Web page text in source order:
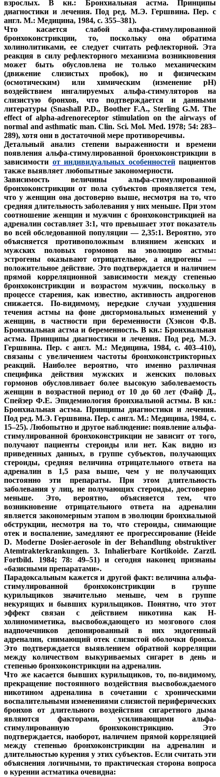
взрослых. В кн.: Бронхиальная астма. Принципы
диагностики и лечения. Под ред. М.Э. Гершвина. Пер. с
англ. М.: Медицина, 1984, с. 355–381).
Что касается слабой альфа-стимулированной
бронхоконстрикции, то, поскольку она обратима
холинолитиками, ее следует считать рефлекторной. Эта
реакция в силу рефлекторного механизма возникновения
может быть обусловлена не только механическим
(движение слизистых пробок), но и физическим
(осмотическим) или химическим (изменение pH)
воздействием ингалируемых альфа-стимуляторов на
слизистую бронхов, что подтверждается и данными
литературы (Snashall P.D., Boother F.A., Sterling G.M. The
effect of alpha-adrenoreceptor stimulation on the airways of
normal and asthmatic man. Clin. Sci. Mol. Med. 1978; 54: 283–
289), хотя они в достаточной мере противоречивы.
Детальный анализ степени выраженности и времени
появления альфа-стимулированной бронхоконстрикции в
зависимости от индивидуальных особенностейпациентов
также выявляет любопытные закономерности.
Зависимость величины альфа-стимулированной
бронхоконстрикции от пола субъектов проявляется тем,
что у женщин она достоверно выше, несмотря на то, что
средняя длительность заболевания у них меньше. При этом
соотношение женщин и мужчин с бронхоконстрикцией на
адреналин составляет 3:1, что превышает этот показатель
во всей обследованной популяции — 2,35:1. Вероятно, это
объясняется противоположным влиянием женских и
мужских половых гормонов на эволюцию астмы:
эстрогены оказывают отрицательное, а андрогены —
положительное действие. Это подтверждается и наличием
прямой корреляционной зависимости между степенью
бронхоконстрикции и возрастом мужчин, поскольку в
процессе старения, как известно, активность андрогенов
снижается. По-видимому, нередкие случаи ухудшения
течения астмы на фоне дисгормональных изменений у
женщин, в частности при беременности (Хэнсон Ф.В.
Бронхиальная астма и беременность. В кн.: Бронхиальная
астма. Принципы диагностики и лечения. Под ред. М.Э.
Гершвина. Пер. с англ. М.: Медицина, 1984, с. 403–410),
связаны с увеличением частоты бронхоконстрикторных
реакций. Наиболее вероятно, что именно различная
специфика действия мужских и женских половых
гормонов обусловливает более высокую заболеваемость
женщин в возрастной период от 10 до 60 лет (Файф Д.,
Спейзер Ф.Е. Эпидемиология бронхиальной астмы. В кн.:
Бронхиальная астма. Принципы диагностики и лечения.
Под ред. М.Э. Гершвина. Пер. с англ. М.: Медицина, 1984, с.
15–25). Любопытно и другое наблюдение: появление альфа-
стимулированной бронхоконстрикции не зависит от того,
получают пациенты стероиды или нет. Как видно из
приведенных данных, в группе субъектов, получающих
стероиды, средняя величина отрицательного ответа на
адреналин в 1,5 раза выше, чем у не получающих
постоянно эти препараты. При этом длительность
заболевания у лиц, не получающих стероиды, достоверно
меньше. Это, вероятно, объясняется тем, что
возникновение отрицательного ответа на адреналин
является закономерным этапом в эволюции бронхиальной
обструкции, несмотря на то, что стероиды, снимающие
отек и воспаление, замедляют ее прогрессирование (Heide
D. Moderne Dosier-aerosole in der Behandlung obstruktiver
Atemtrakterkrankungen. 3. Inhalierbare Kortikoide. Zarztl.
Fortbild. 1984; 78: 49–51) и сегодня наконец признаны
«базисными препаратами».
Парадоксальным кажется и другой факт: величина альфа-
стимулированной бронхоконстрикции в группе
курильщиков значительно меньше, чем в группе
некурящих и бывших курильщиков. Понятно, что этот
эффект связан с действием никотина как Н-
холиномиметика, высвобождающего из мозгового слоя
надпочечников депонированный в них эндогенный
адреналин, снимающий отек слизистой оболочки бронха.
Это подтверждается выявлением обратной корреляции
между количеством выкуриваемых сигарет в день и
степенью бронхоконстрикции на адреналин.
Что же касается бывших курильщиков, то, по-видимому,
прекращение постоянного воздействия высвобождаемого
никотином адреналина в сочетании с хроническими
воспалительными изменениями слизистой периферических
бронхов от длительного воздействия сигаретного дыма
являются факторами, усиливающими альфа-
стимулированную бронхоконстрикцию. Это
подтверждается, наоборот, наличием прямой корреляцией
между степенью бронхоконстрикции на адреналин и
длительностью курения у этих субъектов. Если считать эти
объяснения логичными, то практическая сторона вопроса
о курении астматика очевидна: